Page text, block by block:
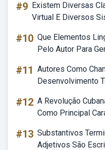
#9 Existem Diversas
Virtual E Diversos
#10 Que Elementos
Pelo Autor Para
#11 Autores Como
Desenvolvimento
#12 A Revolução
Como Principal
#13 Substantivos
Adjetivos São